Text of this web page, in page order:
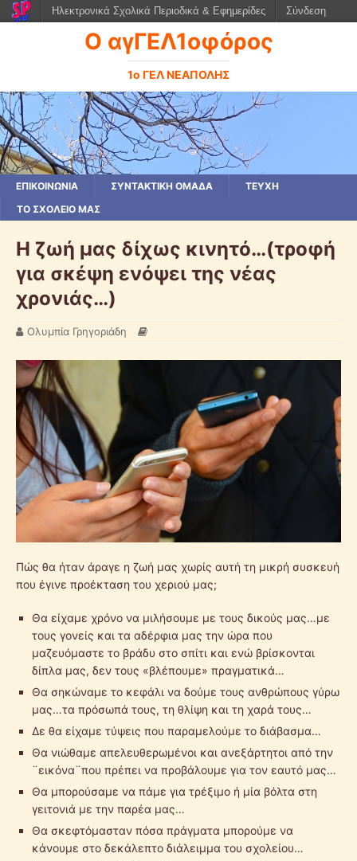
Ο αγΓΕΛ1οφόρος
1ο ΓΕΛ ΝΕΑΠΟΛΗΣ
ΕΠΙΚΟΙΝΩΝΙΑ ΣΥΝΤΑΚΤΙΚΗ ΟΜΑΔΑ
ΤΕΥΧΗ
ΤΟ ΣΧΟΛΕΙΟ ΜΑΣ
Η ζωή μας δίχως κινητό…(τροφή
για σκέψη ενόψει της νέας
χρονιάς…)
Ολυμπία Γρηγοριάδη
Πώς θα ήταν άραγε η ζωή μας χωρίς αυτή τη μικρή συσκευή
που έγινε προέκταση του χεριού μας;
Θα είχαμε χρόνο να μιλήσουμε με τους δικούς μας…με
τους γονείς και τα αδέρφια μας την ώρα που
μαζευόμαστε το βράδυ στο σπίτι και ενώ βρίσκονται
δίπλα μας, δεν τους «βλέπουμε» πραγματικά…
Θα σηκώναμε το κεφάλι να δούμε τους ανθρώπους γύρω
μας…τα πρόσωπά τους, τη θλίψη και τη χαρά τους…
Δε θα είχαμε τύψεις που παραμελούμε το διάβασμα…
Θα νιώθαμε απελευθερωμένοι και ανεξάρτητοι από την
¨εικόνα¨που πρέπει να προβάλουμε για τον εαυτό μας…
Θα μπορούσαμε να πάμε για τρέξιμο ή μία βόλτα στη
γειτονιά με την παρέα μας…
Θα σκεφτόμασταν πόσα πράγματα μπορούμε να
κάνουμε στο δεκάλεπτο διάλειμμα του σχολείου…
Ηλεκτρονικά Σχολικά Περιοδικά & Εφημερίδες Σύνδεση